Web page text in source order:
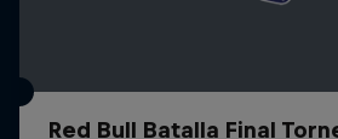
Red Bull Batalla Final